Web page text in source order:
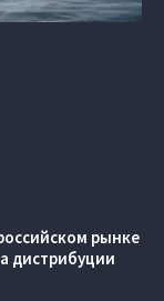
рынке
дистрибуции